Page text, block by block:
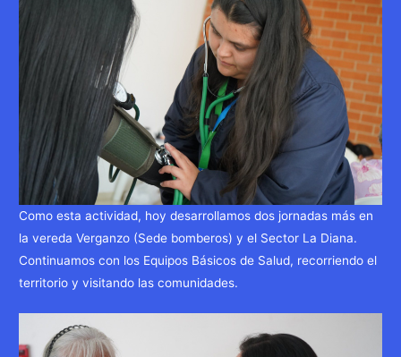
Como esta actividad, hoy desarrollamos dos jornadas más en
la vereda Verganzo (Sede bomberos) y el Sector La Diana.
Continuamos con los Equipos Básicos de Salud, recorriendo el
territorio y visitando las comunidades.